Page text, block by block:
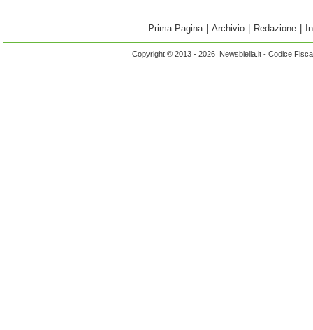
Prima Pagina Archivio Redazione
Copyright © 2013 - 2026 Newsbiella.it - Codice